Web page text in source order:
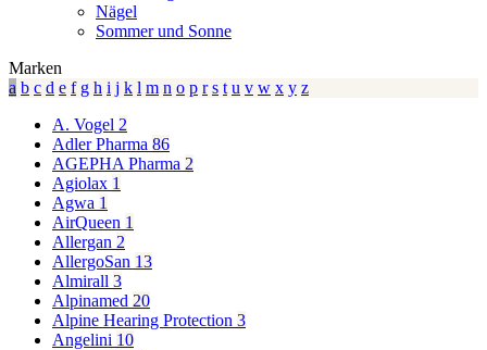
Nägel
Sommer und Sonne
Marken
a b c d e f g h i j k l m n o p r s t u v w x y z
A. Vogel 2
Adler Pharma 86
AGEPHA Pharma 2
Agiolax 1
Agwa 1
AirQueen 1
Allergan 2
AllergoSan 13
Almirall 3
Alpinamed 20
Alpine Hearing Protection 3
Angelini 10